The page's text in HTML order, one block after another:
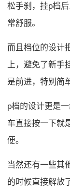
松手刹，挂p档
常舒服。
而且档位的设计
上，避免了新手
是前进，特别简
p档的设计更是
车直接按一下就
便。
当然还有一些其
的时候直接解放